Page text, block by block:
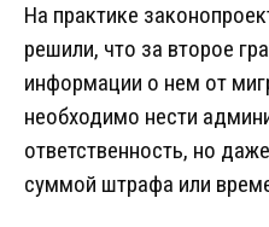
На практике
решили, что за второе
информации о нем от
необходимо нести
ответственность, но
суммой штрафа или